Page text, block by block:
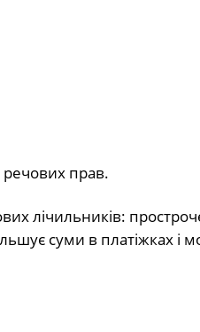
речових прав.
лічильників:
суми в платіжках і